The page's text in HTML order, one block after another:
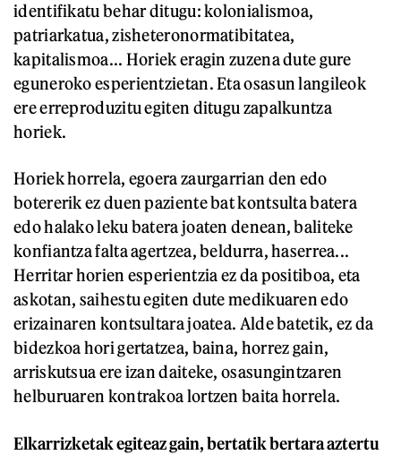
identifikatu behar ditugu: kolonialismoa,
patriarkatua, zisheteronormatibitatea,
kapitalismoa... Horiek eragin zuzena dute gure
eguneroko esperientzietan. Eta osasun langileok
ere erreproduzitu egiten ditugu zapalkuntza
horiek.
Horiek horrela, egoera zaurgarrian den edo
botererik ez duen paziente bat kontsulta batera
edo halako leku batera joaten denean, baliteke
konfiantza falta agertzea, beldurra, haserrea...
Herritar horien esperientzia ez da positiboa, eta
askotan, saihestu egiten dute medikuaren edo
erizainaren kontsultara joatea. Alde batetik, ez da
bidezkoa hori gertatzea, baina, horrez gain,
arriskutsua ere izan daiteke, osasungintzaren
helburuaren kontrakoa lortzen baita horrela.
Elkarrizketak egiteaz gain, bertatik bertara aztertu